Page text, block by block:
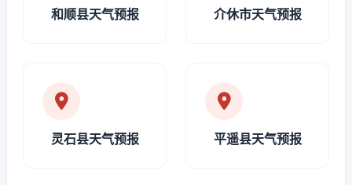
和顺县天气预报 介休市天气预报
灵石县天气预报 平遥县天气预报